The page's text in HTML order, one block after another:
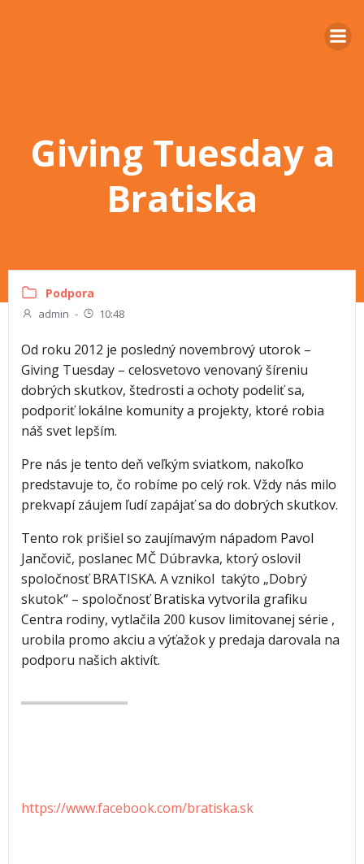
Giving Tuesday a
Bratiska
Podpora
admin - 10:48
Od roku 2012 je posledný novembrový utorok –
Giving Tuesday – celosvetovo venovaný šíreniu
dobrých skutkov, štedrosti a ochoty podeliť sa,
podporiť lokálne komunity a projekty, ktoré robia
náš svet lepším.
Pre nás je tento deň veľkým sviatkom, nakoľko
predstavuje to, čo robíme po celý rok. Vždy nás milo
prekvapí záujem ľudí zapájať sa do dobrých skutkov.
Tento rok prišiel so zaujímavým nápadom Pavol
Jančovič, poslanec MČ Dúbravka, ktorý oslovil
spoločnosť BRATISKA. A vznikol takýto „Dobrý
skutok“ – spoločnosť Bratiska vytvorila grafiku
Centra rodiny, vytlačila 200 kusov limitovanej série ,
urobila promo akciu a výťažok y predaja darovala na
podporu našich aktivít.
https://www.facebook.com/bratiska.sk